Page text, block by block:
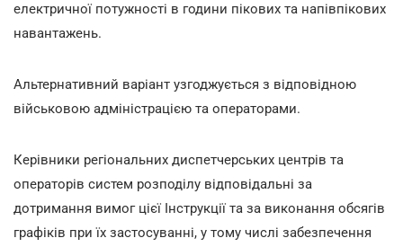
електричної потужності в години пікових та напівпікових
навантажень.
Альтернативний варіант узгоджується з відповідною
військовою адміністрацією та операторами.
Керівники регіональних диспетчерських центрів та
операторів систем розподілу відповідальні за
дотримання вимог цієї Інструкції та за виконання обсягів
графіків при їх застосуванні, у тому числі забезпечення